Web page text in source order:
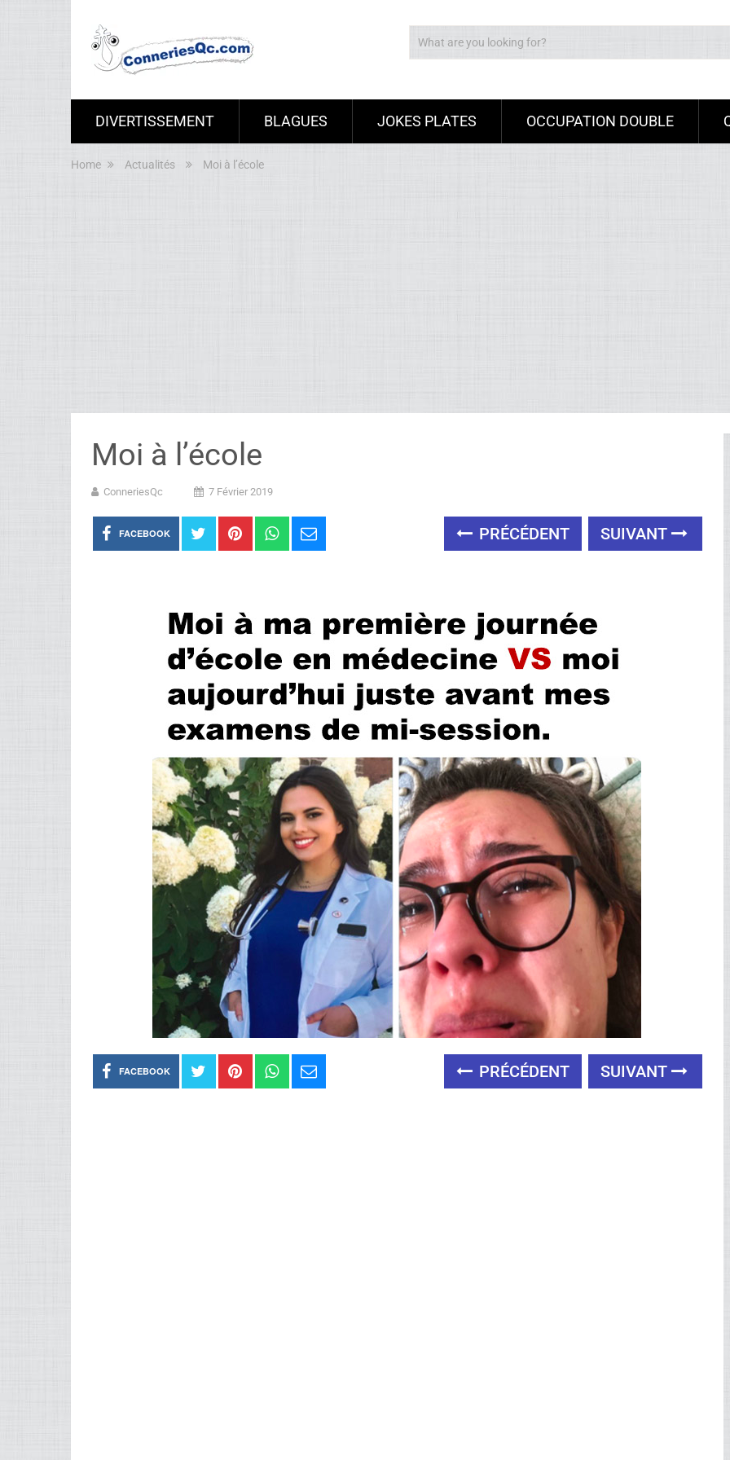
DIVERTISSEMENT BLAGUES JOKES PLATES OCCUPATION DOUBLE
Home Actualités Moi à l’école
Moi à l’école
ConneriesQc
PRÉCÉDENT SUIVANT
PRÉCÉDENT SUIVANT